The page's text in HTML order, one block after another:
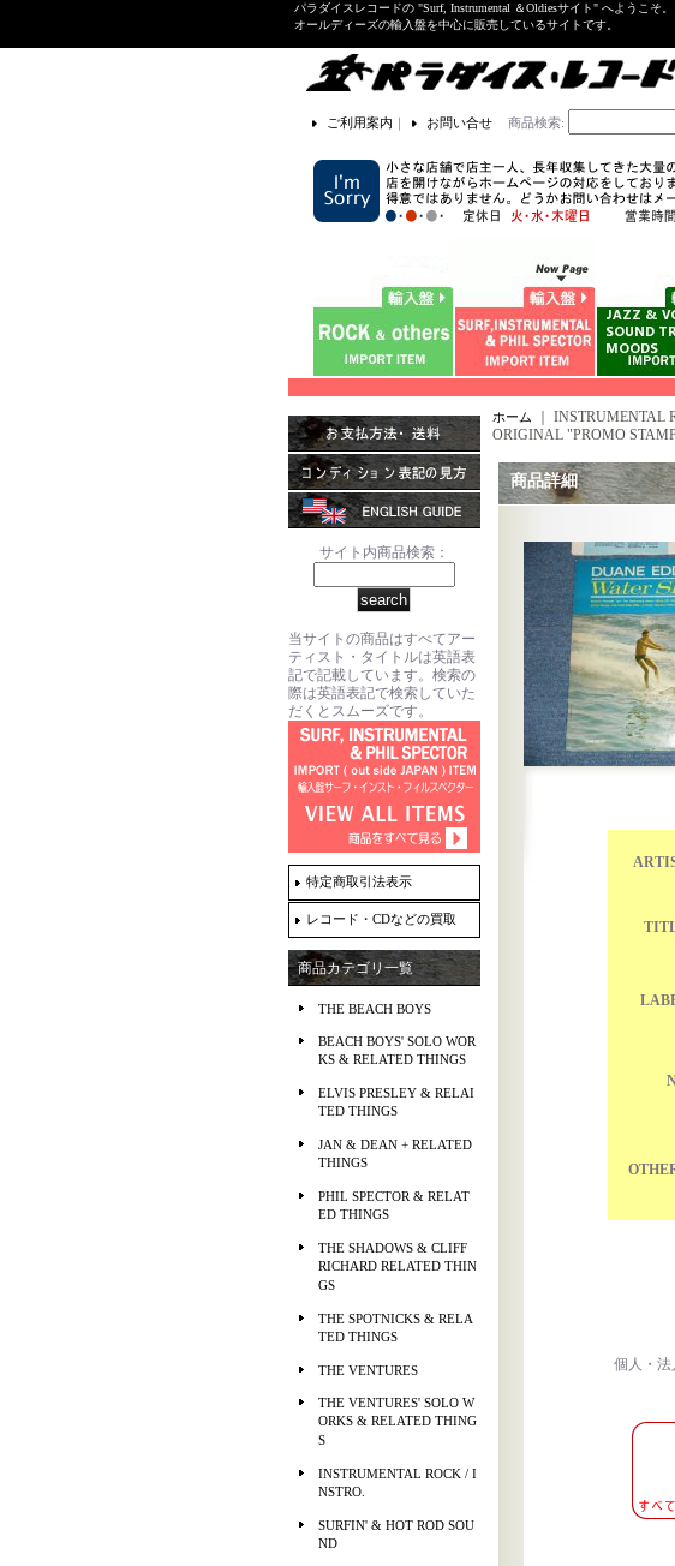
パラダイスレコードの "Surf, Instrumental ＆Oldiesサイト" へようこ
オールディーズの輸入盤を中心に販売しているサイトです。
ご利用案内 ｜ お問い合せ 商品検索:
サイト内商品検索：
当サイトの商品はすべてアー
ティスト・タイトルは英語表
記で記載しています。検索の
際は英語表記で検索していた
だくとスムーズです。
特定商取引法表示
レコード・CDなどの買取
商品カテゴリ一覧
THE BEACH BOYS
BEACH BOYS' SOLO WOR
KS & RELATED THINGS
ELVIS PRESLEY & RELAI
TED THINGS
JAN & DEAN + RELATED
THINGS
PHIL SPECTOR & RELAT
ED THINGS
THE SHADOWS & CLIFF
RICHARD RELATED THIN
GS
THE SPOTNICKS & RELA
TED THINGS
THE VENTURES
THE VENTURES' SOLO W
ORKS & RELATED THING
S
INSTRUMENTAL ROCK / I
NSTRO.
SURFIN' & HOT ROD SOU
ND
ホーム ｜ INSTRUMENTAL
ORIGINAL "PROMO
商品詳細
個人・法